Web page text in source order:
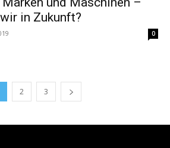
in Zukunft?
0
2 3